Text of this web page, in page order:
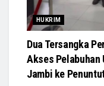
HUKRIM
Dua Tersangka
Akses Pelabuhan
Jambi ke